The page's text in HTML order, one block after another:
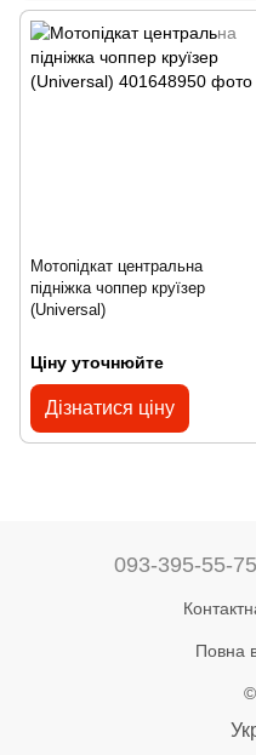
Мотопідкат центральна
підніжка чоппер круїзер
(Universal)
Ціну уточнюйте
Дізнатися ціну
093-395-55-75
Повна